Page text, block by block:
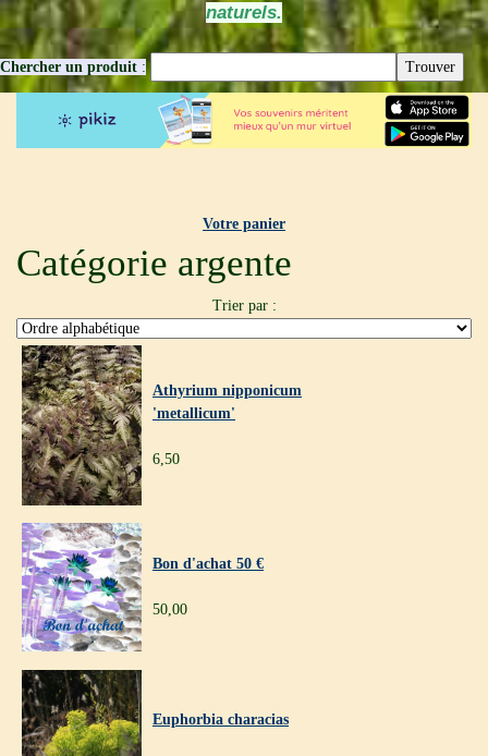
naturels.
Chercher un produit :
Votre panier
Catégorie argente
Trier par :
Athyrium nipponicum
'metallicum'
6,50
Bon d'achat 50 €
50,00
Euphorbia characias